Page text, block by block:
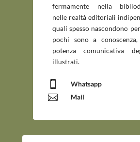
fermamente nella
nelle realtà editoriali
quali spesso nascondono
pochi sono a
potenza comunicativa
illustrati.
 Whatsapp
 Mail